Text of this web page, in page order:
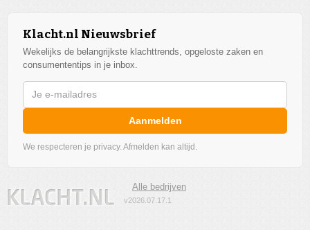
Klacht.nl Nieuwsbrief
Wekelijks de belangrijkste klachttrends, opgeloste zaken en
consumententips in je inbox.
Aanmelden
We respecteren je privacy. Afmelden kan altijd.
Alle bedrijven
v2026.07.17.1